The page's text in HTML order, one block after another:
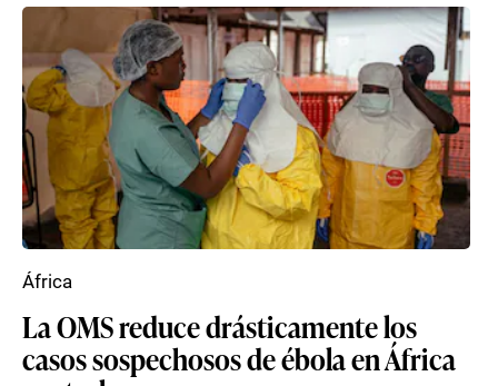
La OMS reduce drásticamente los
casos sospechosos de ébola en África
África